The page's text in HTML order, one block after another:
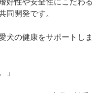
好性や安全性にこだわる
同開発です。
犬の健康をサポートしま
」